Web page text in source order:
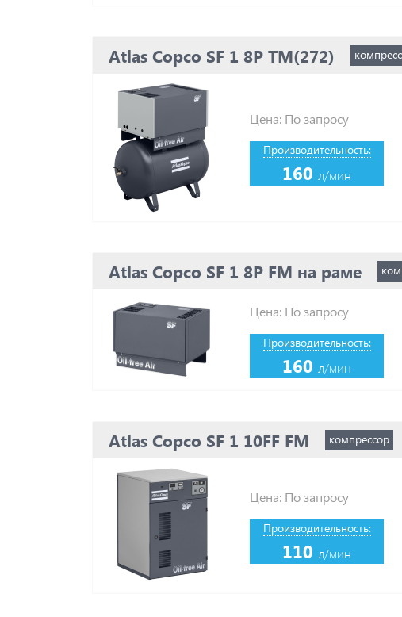
Atlas Copco SF 1 8P TM(272)
Цена: По запросу
Производительность:
160л/мин
Atlas Copco SF 1 8P FM на раме
Цена: По запросу
Производительность:
160 л/мин
Atlas Copco SF 1 10FF FM компрессор
Цена: По запросу
Производительность:
110л/мин